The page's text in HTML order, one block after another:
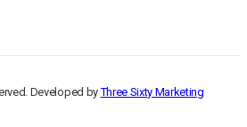
Developed byThree Sixty Marketing